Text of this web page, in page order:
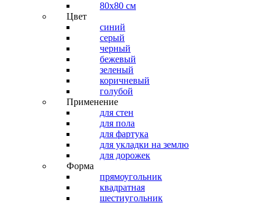
80x80 см
Цвет
синий
серый
черный
бежевый
зеленый
коричневый
голубой
Применение
для стен
для пола
для фартука
для укладки на землю
для дорожек
Форма
прямоугольник
квадратная
шестиугольник